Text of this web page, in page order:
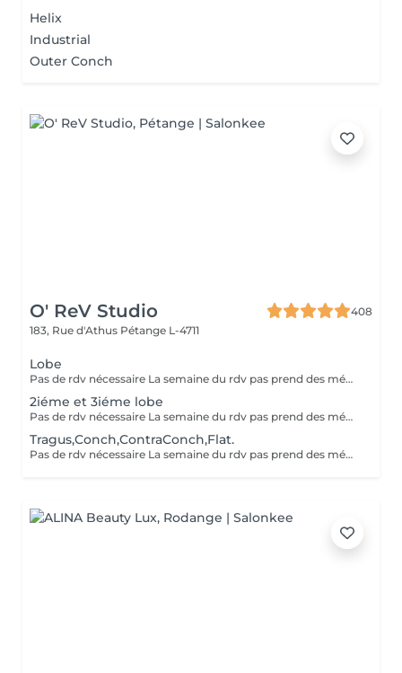
Helix
Industrial
Outer Conch
O' ReV Studio
408
183, Rue d'Athus Pétange L-4711
Lobe
Pas de rdv nécessaire La semaine du rdv pas prend des médicaments, des anti-inflamatoires, des antibiotiques et de cortisone.
2iéme et 3iéme lobe
Pas de rdv nécessaire La semaine du rdv pas prend des médicaments, des anti-inflamatoires, des antibiotiques et de cortisone.
Tragus,Conch,ContraConch,Flat.
Pas de rdv nécessaire La semaine du rdv pas prend des médicaments, des anti-inflamatoires, des antibiotiques et de cortisone.